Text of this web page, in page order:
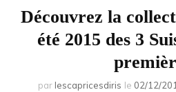
Découvrez la
été 2015 des 3
par lescapricesdiris le 02/12/